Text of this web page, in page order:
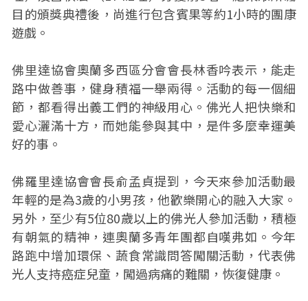
目的頒獎典禮後，尚進行包含賓果等約1小時的團康
遊戲。
佛里達協會奧蘭多西區分會會長林香吟表示，能走
路中做善事，健身積福一舉兩得。活動的每一個細
節，都看得出義工們的神級用心。佛光人把快樂和
愛心灑滿十方，而她能參與其中，是件多麼幸運美
好的事。
佛羅里達協會會長俞孟貞提到，今天來參加活動最
年輕的是為3歲的小男孩，他歡樂開心的融入大家。
另外，至少有5位80歲以上的佛光人參加活動，積極
有朝氣的精神，連奧蘭多青年團都自嘆弗如。今年
路跑中增加環保、蔬食常識問答闖關活動，代表佛
光人支持癌症兒童，闖過病痛的難關，恢復健康。